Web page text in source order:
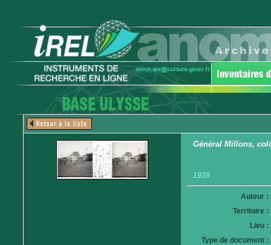
Général Millons,
1939
Auteur :
Territoire :
Lieu :
Type de document :